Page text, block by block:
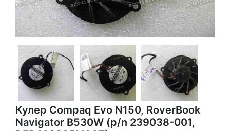
Кулер Compaq Evo N150, RoverBook
Navigator B530W (p/n 239038-001,